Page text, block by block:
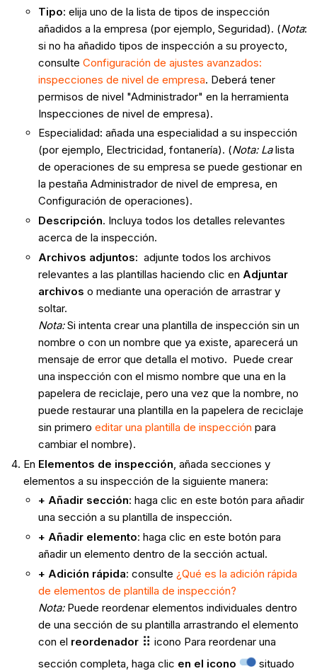
Tipo: elija uno de la lista de tipos de inspección
añadidos a la empresa (por ejemplo, Seguridad). (Nota:
si no ha añadido tipos de inspección a su proyecto,
consulte Configuración de ajustes avanzados:
inspecciones de nivel de empresa. Deberá tener
permisos de nivel "Administrador" en la herramienta
Inspecciones de nivel de empresa).
Especialidad: añada una especialidad a su inspección
(por ejemplo, Electricidad, fontanería). (Nota: Lalista
de operaciones de su empresa se puede gestionar en
la pestaña Administrador de nivel de empresa, en
Configuración de operaciones).
Descripción. Incluya todos los detalles relevantes
acerca de la inspección.
Archivos adjuntos: adjunte todos los archivos
relevantes a las plantillas haciendo clic en Adjuntar
archivos o mediante una operación de arrastrar y
soltar.
Nota:Si intenta crear una plantilla de inspección sin un
nombre o con un nombre que ya existe, aparecerá un
mensaje de error que detalla el motivo. Puede crear
una inspección con el mismo nombre que una en la
papelera de reciclaje, pero una vez que la nombre, no
puede restaurar una plantilla en la papelera de reciclaje
sin primero editar una plantilla de inspección para
cambiar el nombre).
En Elementos de inspección , añada secciones y
elementos a su inspección de la siguiente manera:
+ Añadir sección: haga clic en este botón para añadir
una sección a su plantilla de inspección.
+ Añadir elemento: haga clic en este botón para
añadir un elemento dentro de la sección actual.
+ Adición rápida: consulte ¿Qué es la adición rápida
de elementos de plantilla de inspección?
Nota :Puede reordenar elementos individuales dentro
de una sección de su plantilla arrastrando el elemento
con el reordenador
icono Para reordenar una
sección completa, haga clic en el icono
situado